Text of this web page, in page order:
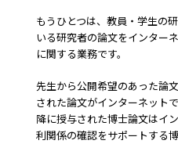
もうひとつは、教員・学生の
いる研究者の論文をインター
に関する業務です。
先生から公開希望のあった論
された論文がインターネット
降に授与された博士論文はイ
利関係の確認をサポートする